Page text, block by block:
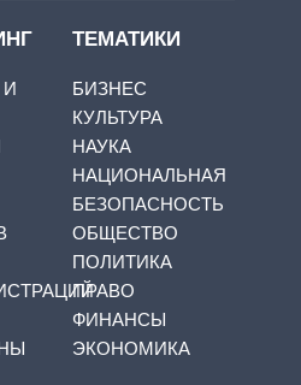
И
ТЕМАТИКИ
БИЗНЕС
КУЛЬТУРА
НАУКА
НАЦИОНАЛЬНАЯ
БЕЗОПАСНОСТЬ
ОБЩЕСТВО
ПОЛИТИКА
ПРАВО
ФИНАНСЫ
ЭКОНОМИКА